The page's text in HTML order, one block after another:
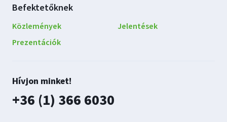
Befektetőknek
Közlemények
Jelentések
Prezentációk
Lépjen
kapcsolatba
velünk
Hívjon minket!
plusz
+36 (1) 366 6030